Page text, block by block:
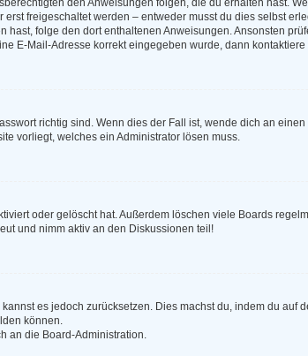
den Anweisungen folgen, die du erhalten hast.
freigeschaltet werden – entweder musst du dies selbst
folge den dort enthaltenen Anweisungen. Ansonsten
E-Mail-Adresse korrekt eingegeben wurde, dann kontaktiere
richtig sind. Wenn dies der Fall ist, wende dich an
vorliegt, welches ein Administrator lösen muss.
oder gelöscht hat. Außerdem löschen viele Boards
und nimm aktiv an den Diskussionen teil!
es jedoch zurücksetzen. Dies machst du, indem du auf
können.
an die Board-Administration.